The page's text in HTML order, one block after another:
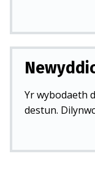
Yr wybodaeth
destun.